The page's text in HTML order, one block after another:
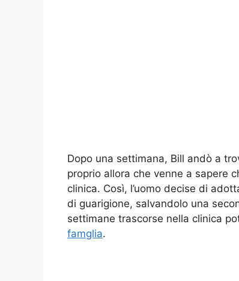
Dopo una settimana, Bill andò a
proprio allora che venne a sapere
clinica. Così, l’uomo decise di
di guarigione, salvandolo una
settimane trascorse nella clinica
famglia.